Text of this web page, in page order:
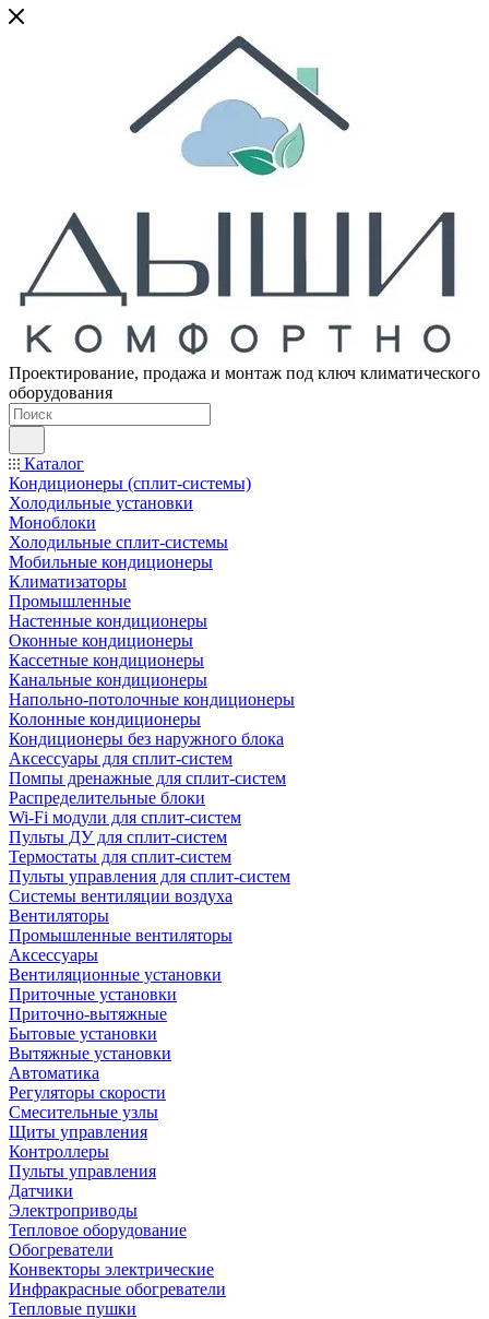
Проектирование, продажа и монтаж под ключ климатического
оборудования
Каталог
Кондиционеры (сплит-системы)
Холодильные установки
Моноблоки
Холодильные сплит-системы
Мобильные кондиционеры
Климатизаторы
Промышленные
Настенные кондиционеры
Оконные кондиционеры
Кассетные кондиционеры
Канальные кондиционеры
Напольно-потолочные кондиционеры
Колонные кондиционеры
Кондиционеры без наружного блока
Аксессуары для сплит-систем
Помпы дренажные для сплит-систем
Распределительные блоки
Wi-Fi модули для сплит-систем
Пульты ДУ для сплит-систем
Термостаты для сплит-систем
Пульты управления для сплит-систем
Системы вентиляции воздуха
Вентиляторы
Промышленные вентиляторы
Аксессуары
Вентиляционные установки
Приточные установки
Приточно-вытяжные
Бытовые установки
Вытяжные установки
Автоматика
Регуляторы скорости
Смесительные узлы
Щиты управления
Контроллеры
Пульты управления
Датчики
Электроприводы
Тепловое оборудование
Обогреватели
Конвекторы электрические
Инфракрасные обогреватели
Тепловые пушки